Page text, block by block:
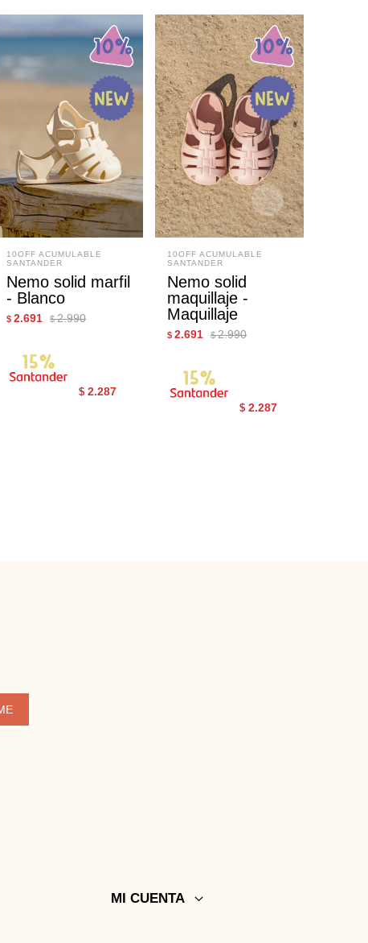
10OFF ACUMULABLE
SANTANDER
Nemo solid marfil
- Blanco
$ 2.691 $ 2.990
$ 2.287
10OFF ACUMULABLE
SANTANDER
Nemo solid
maquillaje -
Maquillaje
$ 2.691 $ 2.990
$ 2.287
MI CUENTA